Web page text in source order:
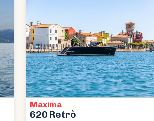
Maxima
620 Retrò